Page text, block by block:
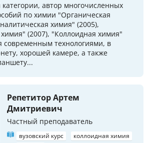
автор многочисленных
по химии "Органическая
химия" (2005),
(2007), "Коллоидная химия"
современным технологиями, в
хорошей камере, а также
Репетитор Артем
Дмитриевич
Частный преподаватель
вузовский курс
коллоидная химия